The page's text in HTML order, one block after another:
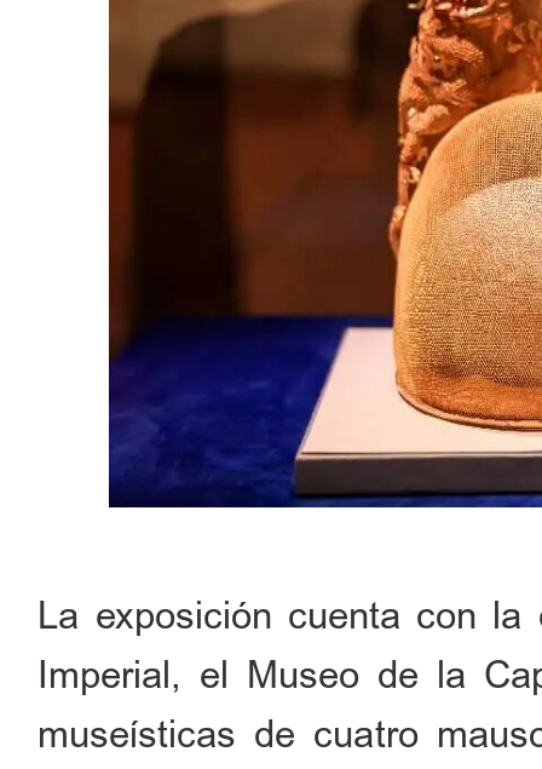
La exposición cuenta con
Imperial, el Museo de la
museísticas de cuatro